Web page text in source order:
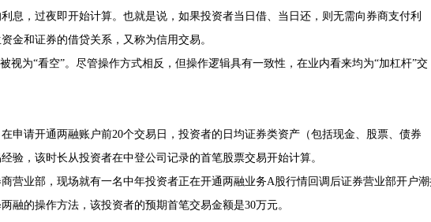
息，过夜即开始计算。也就是说，如果投资者当日借、当日还，则无需向券商支付利
金和证券的借贷关系，又称为信用交易。
视为“看空”。尽管操作方式相反，但操作逻辑具有一致性，在业内看来均为“加杠杆”交
申请开通两融账户前20个交易日，投资者的日均证券类资产（包括现金、股票、债券
验，该时长从投资者在中登公司记录的首笔股票交易开始计算。
营业部，现场就有一名中年投资者正在开通两融业务A股行情回调后证券营业部开户
融的操作方法，该投资者的预期首笔交易金额是30万元。